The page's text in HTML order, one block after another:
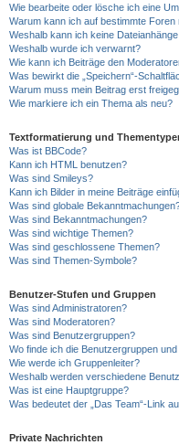
Wie bearbeite oder lösche ich eine
Warum kann ich auf bestimmte Foren
Weshalb kann ich keine
Weshalb wurde ich verwarnt?
Wie kann ich Beiträge den
Was bewirkt die „Speichern“-
Warum muss mein Beitrag erst
Wie markiere ich ein Thema als neu?
Textformatierung und
Was ist BBCode?
Kann ich HTML benutzen?
Was sind Smileys?
Kann ich Bilder in meine Beiträge
Was sind globale
Was sind Bekanntmachungen?
Was sind wichtige Themen?
Was sind geschlossene Themen?
Was sind Themen-Symbole?
Benutzer-Stufen und Gruppen
Was sind Administratoren?
Was sind Moderatoren?
Was sind Benutzergruppen?
Wo finde ich die Benutzergruppen
Wie werde ich Gruppenleiter?
Weshalb werden verschiedene
Was ist eine Hauptgruppe?
Was bedeutet der „Das Team“-Link
Private Nachrichten